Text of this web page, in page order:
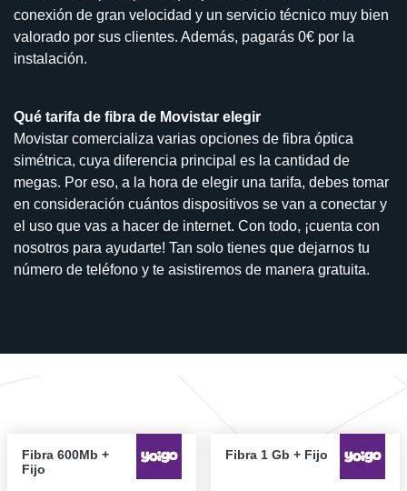
conexión de gran velocidad y un servicio técnico muy bien
valorado por sus clientes. Además, pagarás 0€ por la
instalación.
Qué tarifa de fibra de Movistar elegir
Movistar comercializa varias opciones de fibra óptica
simétrica, cuya diferencia principal es la cantidad de
megas. Por eso, a la hora de elegir una tarifa, debes tomar
en consideración cuántos dispositivos se van a conectar y
el uso que vas a hacer de internet. Con todo, ¡cuenta con
nosotros para ayudarte! Tan solo tienes que dejarnos tu
número de teléfono y te asistiremos de manera gratuita.
Fibra 600Mb +
Fijo
Fibra 1 Gb + Fijo